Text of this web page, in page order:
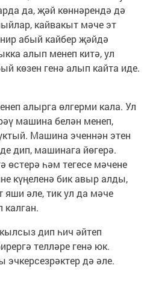
да, җәй көннәрендә дә
кайвакыт мәче эт
абый кайбер җәйдә
алып менеп китә, ул
көзен генә алып кайта иде.
алырга өлгерми кала. Ул
машина белән менеп,
Машина эченнән этен
дип, машинага йөгерә.
өстерә һәм тегесе мәчене
күңеленә бик авыр алды,
яши әле, тик ул да мәче
калган.
дип һич әйтеп
телләре генә юк.
дә әле.